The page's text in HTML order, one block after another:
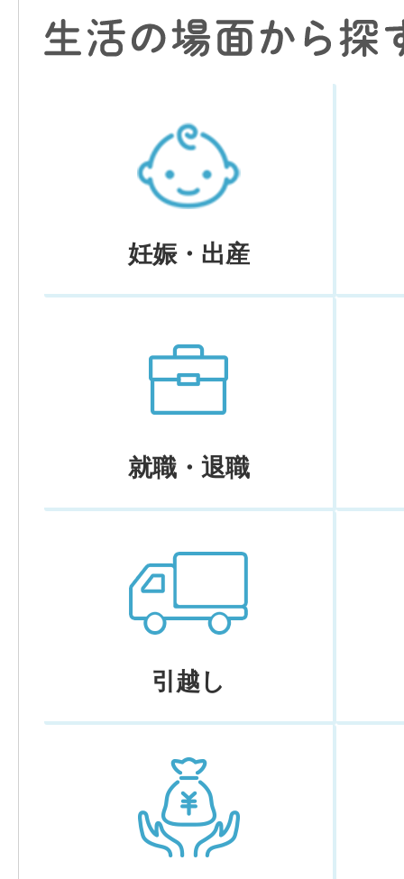
妊娠・出産
就職・退職
引越し